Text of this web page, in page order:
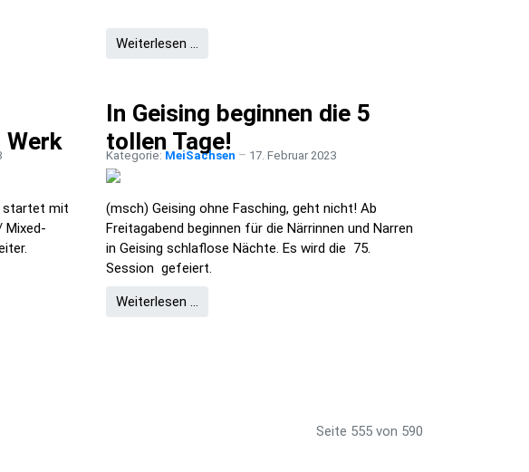
Weiterlesen …
startet mit
Mixed-
In Geising beginnen die 5
tollen Tage!
Kategorie: MeiSachsen 17. Februar 2023
(msch) Geising ohne Fasching, geht nicht! Ab
Freitagabend beginnen für die Närrinnen und Narren
in Geising schlaflose Nächte. Es wird die 75.
Session gefeiert.
Weiterlesen …
Seite 555 von 590